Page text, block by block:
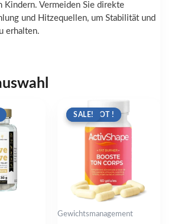
Kindern. Vermeiden Sie direkte
und Hitzequellen, um Stabilität und
erhalten.
ANGEBOT !
SALE!
Gewichtsmanagement